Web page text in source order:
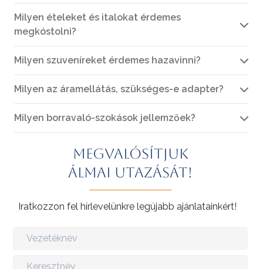
Milyen ételeket és italokat érdemes
megkóstolni?
Milyen szuveníreket érdemes hazavinni?
Milyen az áramellátás, szükséges-e adapter?
Milyen borravaló-szokások jellemzőek?
Megvalósítjuk
álmai utazását!
Iratkozzon fel hírlevelünkre legújabb ajánlatainkért!